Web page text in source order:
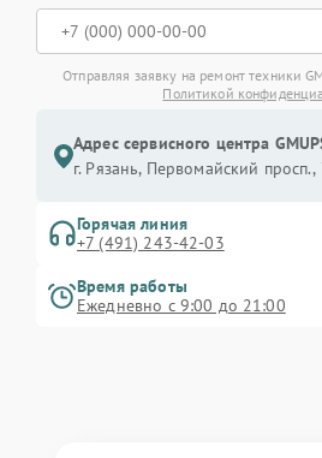
Отправляя заявку на ремонт техники
Политикой
Адрес сервисного центра
г. Рязань, Первомайский просп.,
Горячая линия
+7 (491) 243-42-03
Время работы
Ежедневно с 9:00 до 21:00